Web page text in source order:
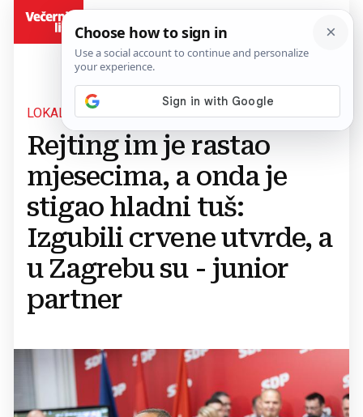
LOKALNI IZBORI U HRVATSKOJ
Rejting im je rastao
mjesecima, a onda je
stigao hladni tuš:
Izgubili crvene utvrde, a
u Zagrebu su - junior
partner